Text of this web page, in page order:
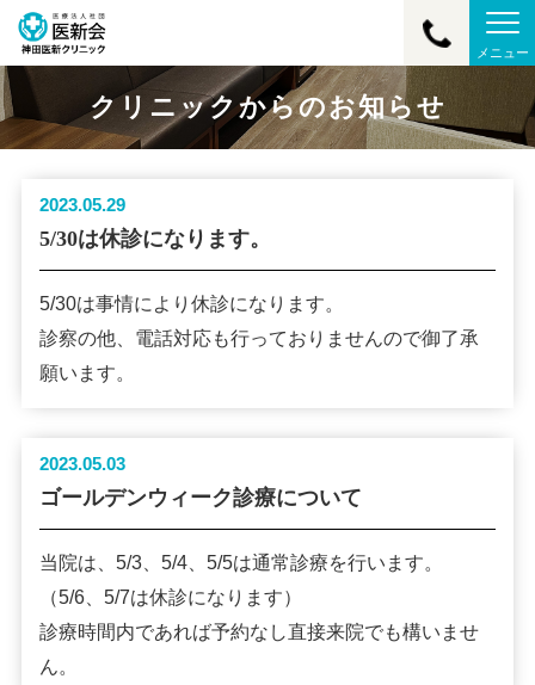
メニュー
クリニックからのお知らせ
2023.05.29
5/30は休診になります。
5/30は事情により休診になります。
診察の他、電話対応も行っておりませんので御了承
願います。
2023.05.03
ゴールデンウィーク診療について
当院は、5/3、5/4、5/5は通常診療を行います。
（5/6、5/7は休診になります）
診療時間内であれば予約なし直接来院でも構いませ
ん。